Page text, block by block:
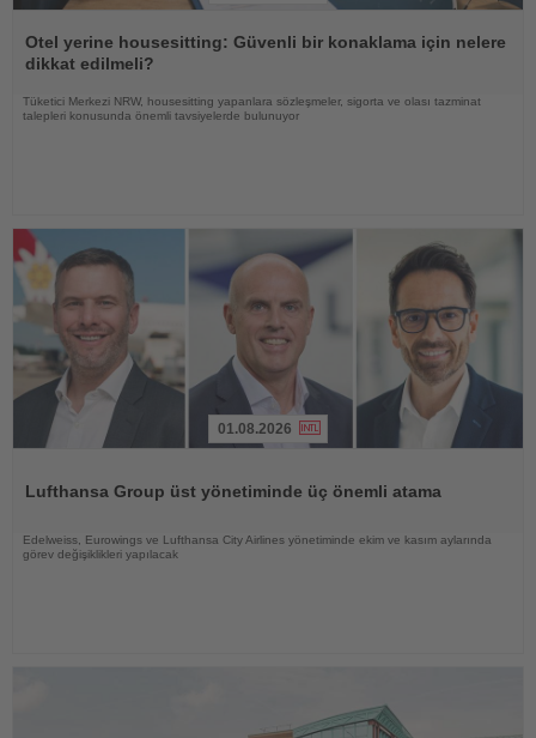
Oku
Otel yerine housesitting: Güvenli bir konaklama için nelere
dikkat edilmeli?
Tüketici Merkezi NRW, housesitting yapanlara sözleşmeler, sigorta ve olası tazminat
talepleri konusunda önemli tavsiyelerde bulunuyor
01.08.2026
Lufthansa Group üst yönetiminde üç önemli atama
Edelweiss, Eurowings ve Lufthansa City Airlines yönetiminde ekim ve kasım aylarında
görev değişiklikleri yapılacak